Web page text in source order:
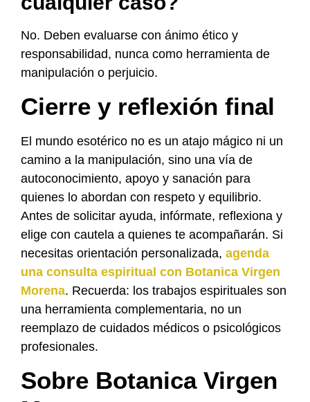
No. Deben evaluarse con ánimo ético y
responsabilidad, nunca como herramienta de
manipulación o perjuicio.
Cierre y reflexión final
El mundo esotérico no es un atajo mágico ni un
camino a la manipulación, sino una vía de
autoconocimiento, apoyo y sanación para
quienes lo abordan con respeto y equilibrio.
Antes de solicitar ayuda, infórmate, reflexiona y
elige con cautela a quienes te acompañarán. Si
necesitas orientación personalizada, agenda
una consulta espiritual con Botanica Virgen
Morena. Recuerda: los trabajos espirituales son
una herramienta complementaria, no un
reemplazo de cuidados médicos o psicológicos
profesionales.
Sobre Botanica Virgen